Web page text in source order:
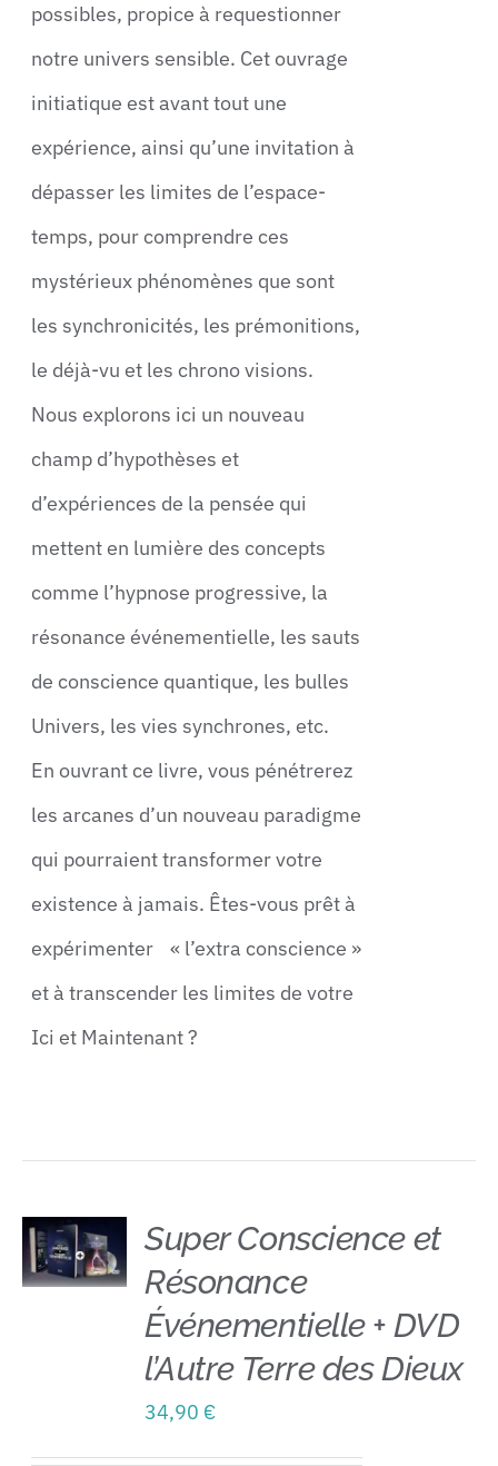
possibles, propice à requestionner
notre univers sensible. Cet ouvrage
initiatique est avant tout une
expérience, ainsi qu’une invitation à
dépasser les limites de l’espace-
temps, pour comprendre ces
mystérieux phénomènes que sont
les synchronicités, les prémonitions,
le déjà-vu et les chrono visions.
Nous explorons ici un nouveau
champ d’hypothèses et
d’expériences de la pensée qui
mettent en lumière des concepts
comme l’hypnose progressive, la
résonance événementielle, les sauts
de conscience quantique, les bulles
Univers, les vies synchrones, etc.
En ouvrant ce livre, vous pénétrerez
les arcanes d’un nouveau paradigme
qui pourraient transformer votre
existence à jamais. Êtes-vous prêt à
expérimenter « l’extra conscience »
et à transcender les limites de votre
Ici et Maintenant ?
AJOUTER
Super Conscience et
Résonance
Événementielle + DVD
l’Autre Terre des Dieux
34,90 €